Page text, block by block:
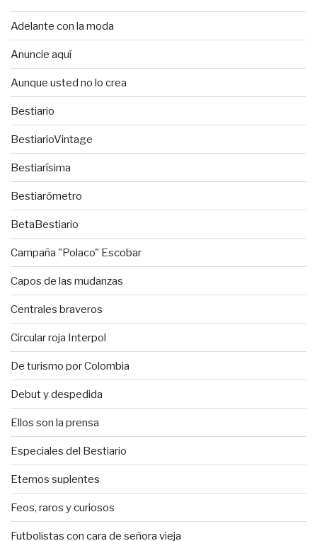
Adelante con la moda
Anuncie aquí
Aunque usted no lo crea
Bestiario
BestiarioVintage
Bestiarísima
Bestiarómetro
BetaBestiario
Campaña "Polaco" Escobar
Capos de las mudanzas
Centrales braveros
Circular roja Interpol
De turismo por Colombia
Debut y despedida
Ellos son la prensa
Especiales del Bestiario
Eternos suplentes
Feos, raros y curiosos
Futbolistas con cara de señora vieja